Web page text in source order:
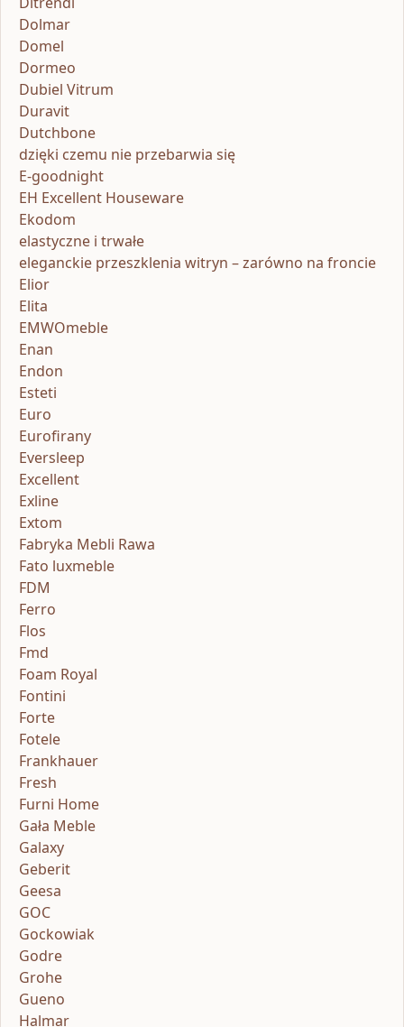
Dolmar
Domel
Dormeo
Dubiel Vitrum
Duravit
Dutchbone
dzięki czemu nie przebarwia się
E-goodnight
EH Excellent Houseware
Ekodom
elastyczne i trwałe
eleganckie przeszklenia witryn – zarówno na froncie
Elior
Elita
EMWOmeble
Enan
Endon
Esteti
Euro
Eurofirany
Eversleep
Excellent
Exline
Extom
Fabryka Mebli Rawa
Fato luxmeble
FDM
Ferro
Flos
Fmd
Foam Royal
Fontini
Forte
Fotele
Frankhauer
Fresh
Furni Home
Gała Meble
Galaxy
Geberit
Geesa
GOC
Gockowiak
Godre
Grohe
Gueno
Halmar